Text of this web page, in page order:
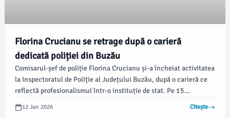
Florina Crucianu se retrage după o carieră
dedicată poliției din Buzău
Comisarul-șef de poliție Florina Crucianu și-a încheiat activitatea
la Inspectoratul de Poliție al Județului Buzău, după o carieră ce
reflectă profesionalismul într-o instituție de stat. Pe 15
decembrie 2025, ea a pus uniforma în cui, lăsând o amprentă
puternică prin modul calm și echilibrat în care administra
12 Jan 2026 Citește